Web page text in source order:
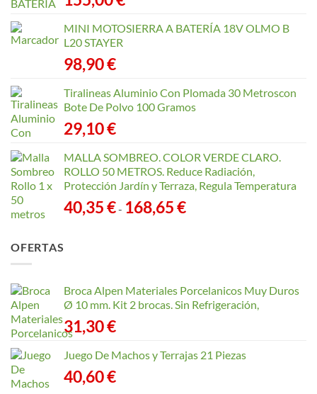
MINI MOTOSIERRA A BATERÍA 18V OLMO B
L20 STAYER
98,90€
Tiralineas Aluminio Con Plomada 30 Metroscon
Bote De Polvo 100 Gramos
29,10€
MALLA SOMBREO. COLOR VERDE CLARO.
ROLLO 50 METROS. Reduce Radiación,
Protección Jardín y Terraza, Regula Temperatura
40,35€- 168,65€Rango
168,65 €
OFERTAS
Broca Alpen Materiales Porcelanicos Muy Duros
Ø 10 mm. Kit 2 brocas. Sin Refrigeración,
31,30€
Juego De Machos y Terrajas 21 Piezas
40,60€